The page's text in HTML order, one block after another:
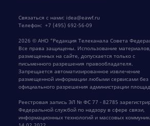
2026 © АНО "Редакция Телеканала Совета
Все права защищены. Использование материалов,
размещенных на сайте, допускается только с
письменного разрешения правообладателя.
Запрещается автоматизированное извлечение
размещенной информации любыми сервисами без
официального разрешения администрации
Реестровая запись ЭЛ № ФС 77 - 82785
Федеральной службой по надзору в сфере связи,
информационных технологий и массовых
Связаться с нами: idea@eawf.ru
Телефон: +7 (495) 692-56-09